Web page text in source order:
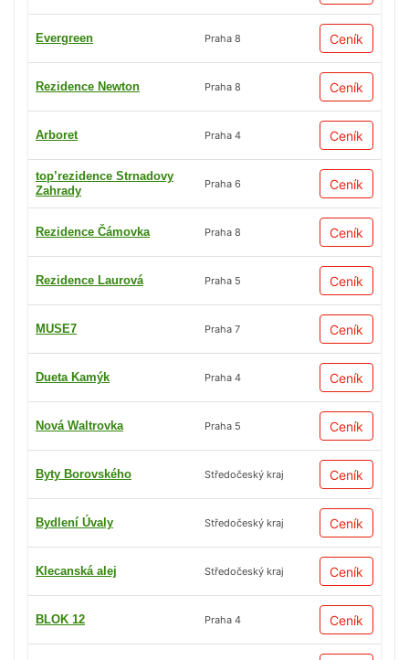
Evergreen Praha 8 Ceník
Rezidence Newton Praha 8 Ceník
Arboret Praha 4 Ceník
top’rezidence Strnadovy
Zahrady
Praha 6 Ceník
Rezidence Čámovka Praha 8 Ceník
Rezidence Laurová Praha 5 Ceník
MUSE7 Praha 7 Ceník
Dueta Kamýk Praha 4 Ceník
Nová Waltrovka Praha 5 Ceník
Byty Borovského Středočeský kraj Ceník
Bydlení Úvaly Středočeský kraj Ceník
Klecanská alej Středočeský kraj Ceník
BLOK 12 Praha 4 Ceník